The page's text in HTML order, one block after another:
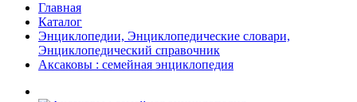
Главная
Каталог
Энциклопедии, Энциклопедические словари,
Энциклопедический справочник
Аксаковы : семейная энциклопедия